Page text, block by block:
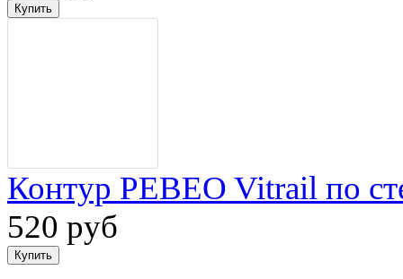
Контур PEBEO Vitrail по
520 руб